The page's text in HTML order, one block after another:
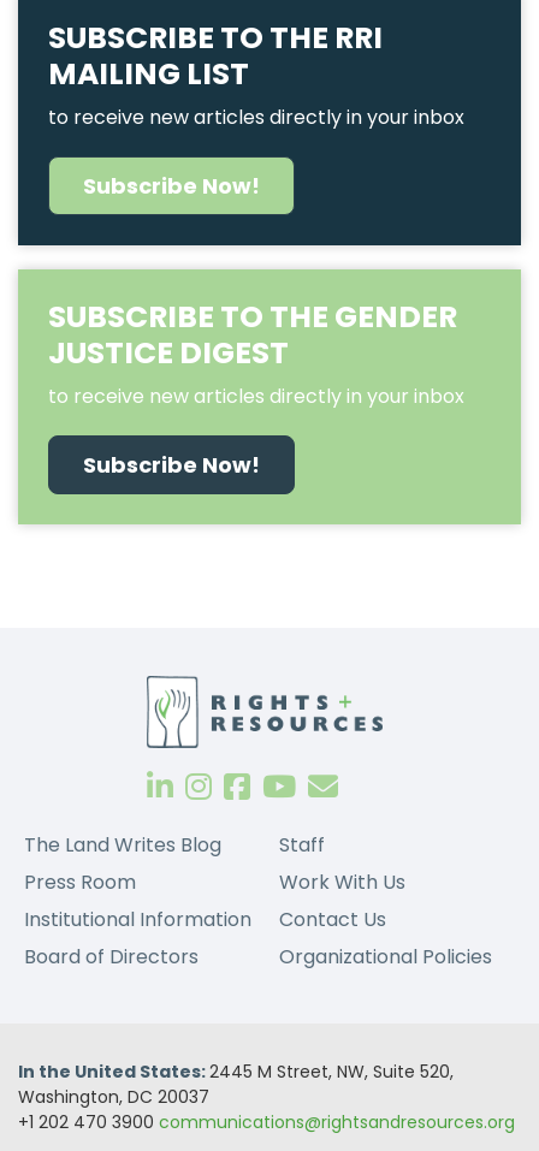
SUBSCRIBE TO THE RRI
MAILING LIST
to receive new articles directly in your inbox
Subscribe Now!
SUBSCRIBE TO THE GENDER
JUSTICE DIGEST
to receive new articles directly in your inbox
Subscribe Now!
The Land Writes Blog
Press Room
Institutional Information
Board of Directors
Staff
Work With Us
Contact Us
Organizational Policies
In the United States:2445 M Street, NW, Suite 520,
Washington, DC 20037
+1 202 470 3900 communications@rightsandresources.org